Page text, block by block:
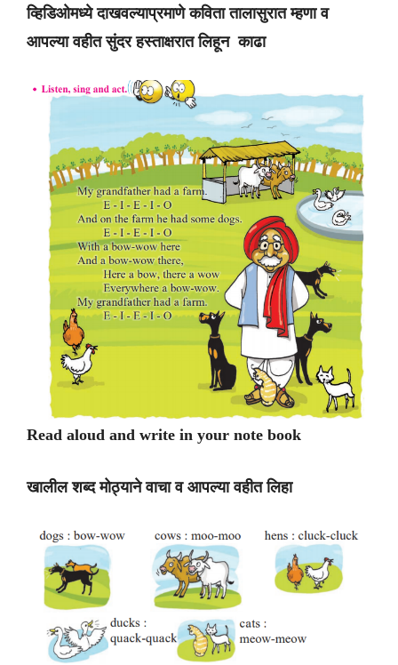
व्हिडिओमध्ये दाखवल्याप्रमाणे कविता तालासुरात म्हणा व
आपल्या वहीत सुंदर हस्ताक्षरात लिहून काढा
Read aloud and write in your note book
खालील शब्द मोठ्याने वाचा व आपल्या वहीत लिहा